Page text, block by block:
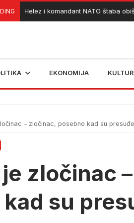
Helez i komandant NATO štaba obišli bh.
EKONOMIJA
– zločinac, posebno kad su
zločinac
su